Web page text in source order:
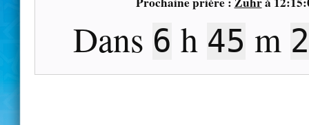
Dans 6 h 45 m